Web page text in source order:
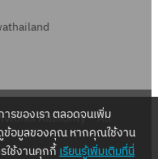
Authority – All
รของเรา ตลอดจนเพิ่ม
ข้อมูลของคุณ หากคุณใช้งาน
ใช้งานคุกกี้เรียนรู้เพิ่มเติมที่นี่